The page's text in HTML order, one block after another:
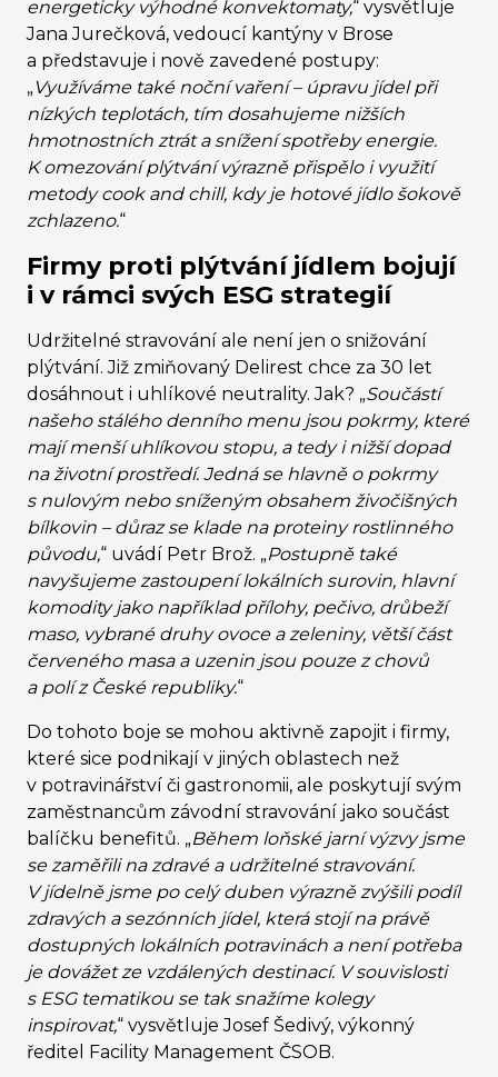
energeticky výhodné konvektomaty,“ vysvětluje
Jana Jurečková, vedoucí kantýny v Brose
a představuje i nově zavedené postupy:
„Využíváme také noční vaření – úpravu jídel při
nízkých teplotách, tím dosahujeme nižších
hmotnostních ztrát a snížení spotřeby energie.
K omezování plýtvání výrazně přispělo i využití
metody cook and chill, kdy je hotové jídlo šokově
zchlazeno.“
Firmy proti plýtvání jídlem bojují
i v rámci svých ESG strategií
Udržitelné stravování ale není jen o snižování
plýtvání. Již zmiňovaný Delirest chce za 30 let
dosáhnout i uhlíkové neutrality. Jak? „Součástí
našeho stálého denního menu jsou pokrmy, které
mají menší uhlíkovou stopu, a tedy i nižší dopad
na životní prostředí. Jedná se hlavně o pokrmy
s nulovým nebo sníženým obsahem živočišných
bílkovin – důraz se klade na proteiny rostlinného
původu,“ uvádí Petr Brož. „Postupně také
navyšujeme zastoupení lokálních surovin, hlavní
komodity jako například přílohy, pečivo, drůbeží
maso, vybrané druhy ovoce a zeleniny, větší část
červeného masa a uzenin jsou pouze z chovů
a polí z České republiky.“
Do tohoto boje se mohou aktivně zapojit i firmy,
které sice podnikají v jiných oblastech než
v potravinářství či gastronomii, ale poskytují svým
zaměstnancům závodní stravování jako součást
balíčku benefitů. „Během loňské jarní výzvy jsme
se zaměřili na zdravé a udržitelné stravování.
V jídelně jsme po celý duben výrazně zvýšili podíl
zdravých a sezónních jídel, která stojí na právě
dostupných lokálních potravinách a není potřeba
je dovážet ze vzdálených destinací. V souvislosti
s ESG tematikou se tak snažíme kolegy
inspirovat,“ vysvětluje Josef Šedivý, výkonný
ředitel Facility Management ČSOB.